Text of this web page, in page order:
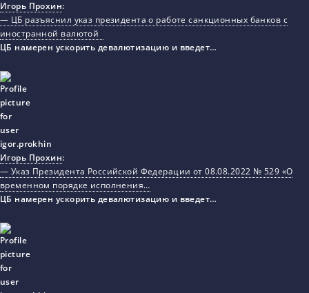
Игорь Прохин:
— ЦБ разъяснил указ президента о работе санкционных банков с
иностранной валютой
ЦБ намерен ускорить девалютизацию и введет…
Игорь Прохин:
— Указ Президента Российской Федерации от 08.08.2022 № 529 «О
временном порядке исполнения…
ЦБ намерен ускорить девалютизацию и введет…